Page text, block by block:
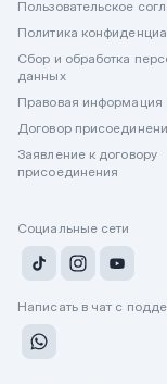
Пользовательское
Политика
Сбор и обработка
данных
Правовая информация
Договор
Заявление к договору
присоединения
Социальные сети
Написать в чат с